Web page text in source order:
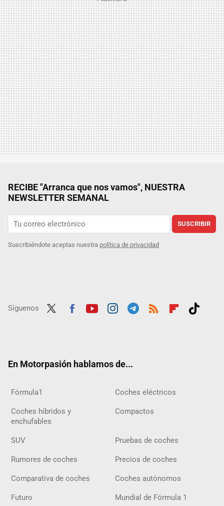
RECIBE "Arranca que nos vamos", NUESTRA
NEWSLETTER SEMANAL
SUSCRIBIR
Suscribiéndote aceptas nuestra política de privacidad
Síguenos
En Motorpasión hablamos de...
Fórmula1 Coches eléctricos
Coches híbridos y
enchufables
Compactos
SUV Pruebas de coches
Rumores de coches Precios de coches
Comparativa de coches Coches autónomos
Futuro Mundial de Fórmula 1